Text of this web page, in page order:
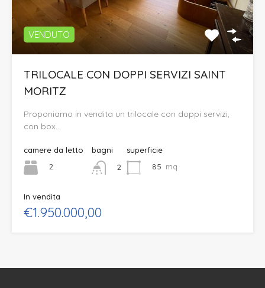
VENDUTO
TRILOCALE CON DOPPI SERVIZI SAINT
MORITZ
Proponiamo in vendita un trilocale con doppi servizi,
con box…
camere da letto
2
bagni
2
superficie
85 mq
In vendita
€1.950.000,00